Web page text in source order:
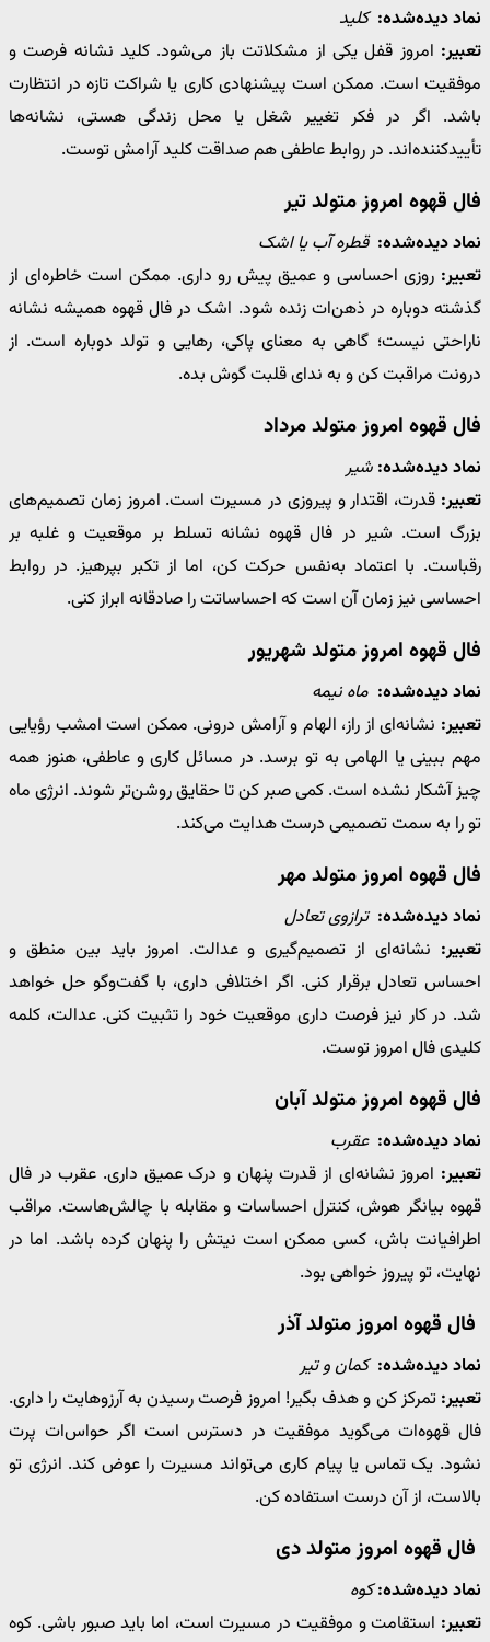
نماد دیده‌شده: کلید
تعبیر: امروز قفل یکی از مشکلاتت باز می‌شود. کلید نشانه فرصت و
موفقیت است. ممکن است پیشنهادی کاری یا شراکت تازه در انتظارت
باشد. اگر در فکر تغییر شغل یا محل زندگی هستی، نشانه‌ها
تأییدکننده‌اند. در روابط عاطفی هم صداقت کلید آرامش توست.
فال قهوه امروز متولد تیر
نماد دیده‌شده: قطره آب یا اشک
تعبیر: روزی احساسی و عمیق پیش رو داری. ممکن است خاطره‌ای از
گذشته دوباره در ذهن‌ات زنده شود. اشک در فال قهوه همیشه نشانه
ناراحتی نیست؛ گاهی به معنای پاکی، رهایی و تولد دوباره است. از
درونت مراقبت کن و به ندای قلبت گوش بده.
فال قهوه امروز متولد مرداد
نماد دیده‌شده: شیر
تعبیر: قدرت، اقتدار و پیروزی در مسیرت است. امروز زمان تصمیم‌های
بزرگ است. شیر در فال قهوه نشانه تسلط بر موقعیت و غلبه بر
رقباست. با اعتماد به‌نفس حرکت کن، اما از تکبر بپرهیز. در روابط
احساسی نیز زمان آن است که احساساتت را صادقانه ابراز کنی.
فال قهوه امروز متولد شهریور
نماد دیده‌شده: ماه نیمه
تعبیر: نشانه‌ای از راز، الهام و آرامش درونی. ممکن است امشب رؤیایی
مهم ببینی یا الهامی به تو برسد. در مسائل کاری و عاطفی، هنوز همه
چیز آشکار نشده است. کمی صبر کن تا حقایق روشن‌تر شوند. انرژی ماه
تو را به سمت تصمیمی درست هدایت می‌کند.
فال قهوه امروز متولد مهر
نماد دیده‌شده: ترازوی تعادل
تعبیر: نشانه‌ای از تصمیم‌گیری و عدالت. امروز باید بین منطق و
احساس تعادل برقرار کنی. اگر اختلافی داری، با گفت‌وگو حل خواهد
شد. در کار نیز فرصت داری موقعیت خود را تثبیت کنی. عدالت، کلمه
کلیدی فال امروز توست.
فال قهوه امروز متولد آبان
نماد دیده‌شده: عقرب
تعبیر: امروز نشانه‌ای از قدرت پنهان و درک عمیق داری. عقرب در فال
قهوه بیانگر هوش، کنترل احساسات و مقابله با چالش‌هاست. مراقب
اطرافیانت باش، کسی ممکن است نیتش را پنهان کرده باشد. اما در
نهایت، تو پیروز خواهی بود.
فال قهوه امروز متولد آذر
نماد دیده‌شده: کمان و تیر
تعبیر: تمرکز کن و هدف بگیر! امروز فرصت رسیدن به آرزوهایت را داری.
فال قهوه‌ات می‌گوید موفقیت در دسترس است اگر حواس‌ات پرت
نشود. یک تماس یا پیام کاری می‌تواند مسیرت را عوض کند. انرژی تو
بالاست، از آن درست استفاده کن.
فال قهوه امروز متولد دی
نماد دیده‌شده: کوه
تعبیر: استقامت و موفقیت در مسیرت است، اما باید صبور باشی. کوه